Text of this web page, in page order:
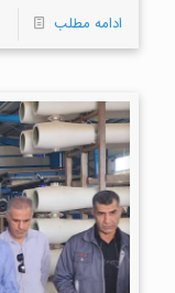
ادامه مطلب